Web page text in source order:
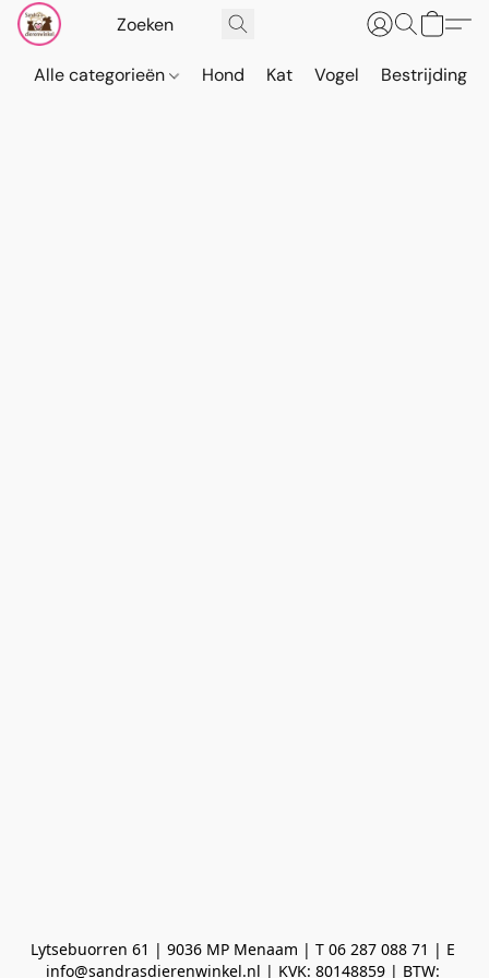
Alle categorieën Hond Kat Vogel Bestrijding
Lytsebuorren 61 | 9036 MP Menaam | T 06 287 088 71 | E
info@sandrasdierenwinkel.nl | KVK: 80148859 | BTW: